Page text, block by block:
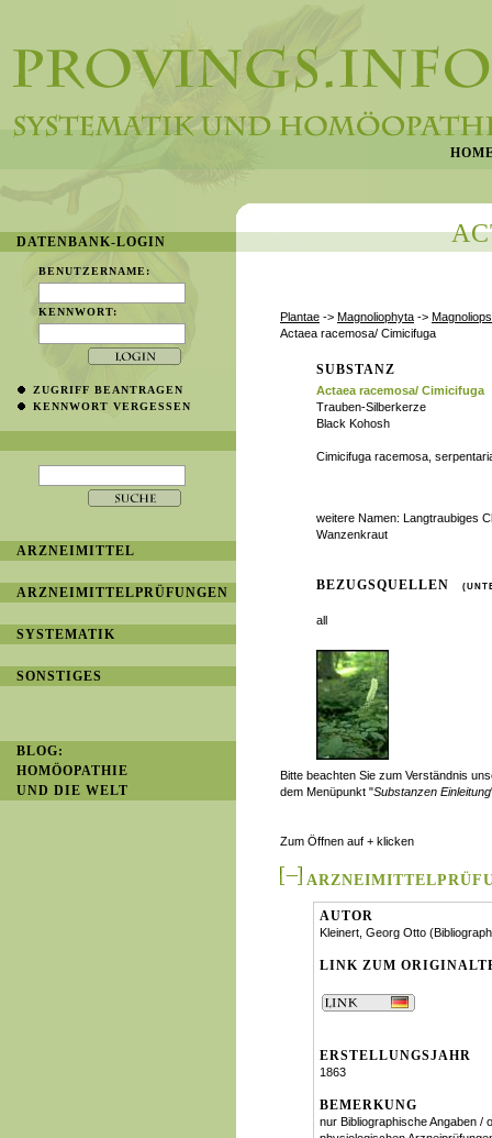
Plantae -> Magnoliophyta ->
Actaea racemosa/ Cimicifuga
SUBSTANZ
Actaea racemosa/ Cimicifuga
Trauben-Silberkerze
Black Kohosh
Cimicifuga racemosa,
weitere Namen: Langtraubiges
Wanzenkraut
BEZUGSQUELLEN
all
Bitte beachten Sie zum Verständnis
dem Menüpunkt "Substanzen Einleitung
Zum Öffnen auf + klicken
AUTOR
Kleinert, Georg Otto
LINK ZUM
ERSTELLUNGSJAHR
1863
BEMERKUNG
nur Bibliographische Angaben /
DATENBANK-LOGIN
BENUTZERNAME:
KENNWORT:
ZUGRIFF BEANTRAGEN
KENNWORT VERGESSEN
ARZNEIMITTEL
ARZNEIMITTELPRÜFUNGEN
SYSTEMATIK
SONSTIGES
BLOG:
HOMÖOPATHIE
UND DIE WELT